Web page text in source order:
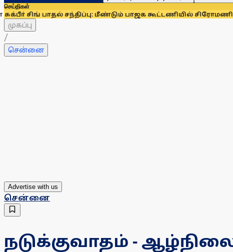
செய்திகள்
பாதல் சந்திப்பு: மீண்டும் பாஜக கூட்டணியில் சிரோமணி
முகப்பு
/
சென்னை
Advertise with us
சென்னை
நடுக்குவாதம் -